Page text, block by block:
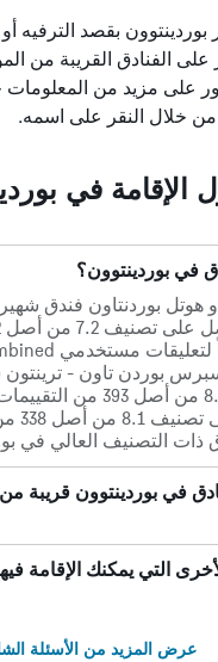
بقصد الترفيه
على الفنادق القريبة من
على مزيد من
خلال النقر على اسمه.
الإقامة في
في بوردينتوون؟
هوتل بوردنتاون فندق
بوردن تاون -
(على تصنيف 8.0 من
ذات التصنيف العالي في
التي يمكنك الإقامة
عرض المزيد من الأسئلة